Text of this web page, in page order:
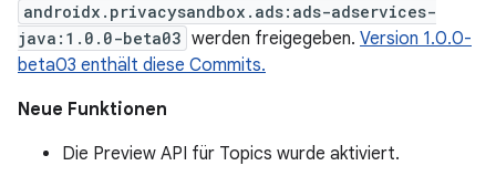
androidx.privacysandbox.ads:ads-adservices-
java:1.0.0-beta03 werden freigegeben. Version 1.0.0-
beta03 enthält diese Commits.
Neue Funktionen
Die Preview API für Topics wurde aktiviert.